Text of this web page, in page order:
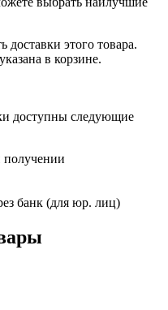
доставки этого товара.
в корзине.
доступны следующие
банк (для юр. лиц)